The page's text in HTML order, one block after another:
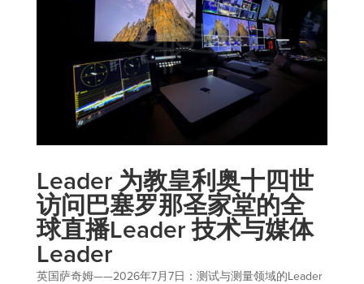
Leader 为教皇利奥十四世
访问巴塞罗那圣家堂的全
球直播Leader 技术与媒体
Leader
英国萨奇姆——2026年7月7日：测试与测量领域的Leader